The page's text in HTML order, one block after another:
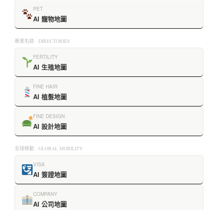
PET
AI 寵物地圖
專業名錄 · DIRECTORIES
FERTILITY
AI 生殖地圖
FINE HAIR
AI 植髮地圖
FINE DESIGN
AI 設計地圖
全球移動 · GLOBAL MOBILITY
VISA
AI 簽證地圖
COMPANY
AI 公司地圖